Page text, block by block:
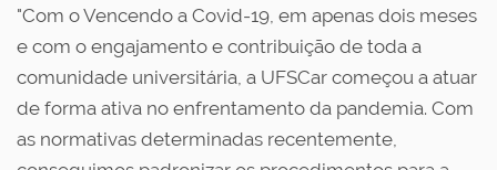
"Com o Vencendo a Covid-19, em apenas dois meses
e com o engajamento e contribuição de toda a
comunidade universitária, a UFSCar começou a atuar
de forma ativa no enfrentamento da pandemia. Com
as normativas determinadas recentemente,